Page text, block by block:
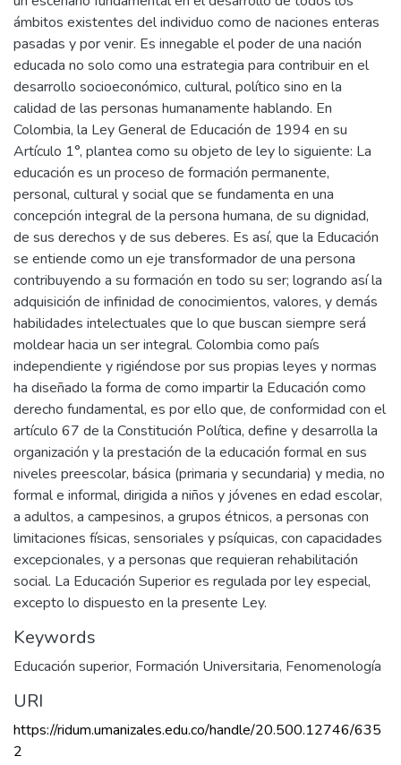
ámbitos existentes del individuo como de naciones enteras
pasadas y por venir. Es innegable el poder de una nación
educada no solo como una estrategia para contribuir en el
desarrollo socioeconómico, cultural, político sino en la
calidad de las personas humanamente hablando. En
Colombia, la Ley General de Educación de 1994 en su
Artículo 1°, plantea como su objeto de ley lo siguiente: La
educación es un proceso de formación permanente,
personal, cultural y social que se fundamenta en una
concepción integral de la persona humana, de su dignidad,
de sus derechos y de sus deberes. Es así, que la Educación
se entiende como un eje transformador de una persona
contribuyendo a su formación en todo su ser; logrando así la
adquisición de infinidad de conocimientos, valores, y demás
habilidades intelectuales que lo que buscan siempre será
moldear hacia un ser integral. Colombia como país
independiente y rigiéndose por sus propias leyes y normas
ha diseñado la forma de como impartir la Educación como
derecho fundamental, es por ello que, de conformidad con el
artículo 67 de la Constitución Política, define y desarrolla la
organización y la prestación de la educación formal en sus
niveles preescolar, básica (primaria y secundaria) y media, no
formal e informal, dirigida a niños y jóvenes en edad escolar,
a adultos, a campesinos, a grupos étnicos, a personas con
limitaciones físicas, sensoriales y psíquicas, con capacidades
excepcionales, y a personas que requieran rehabilitación
social. La Educación Superior es regulada por ley especial,
excepto lo dispuesto en la presente Ley.
Keywords
Educación superior, Formación Universitaria, Fenomenología
URI
https://ridum.umanizales.edu.co/handle/20.500.12746/635
2